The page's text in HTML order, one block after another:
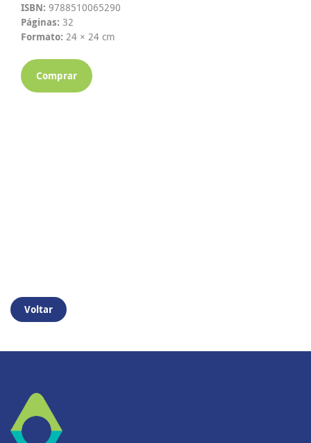
ISBN: 9788510065290
Páginas: 32
Formato: 24 × 24 cm
Comprar
Voltar